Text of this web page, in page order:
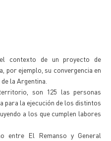
contexto de un proyecto de
por ejemplo, su convergencia en
la Argentina.
son 125 las personas
para la ejecución de los distintos
a los que cumplen labores
entre El Remanso y General